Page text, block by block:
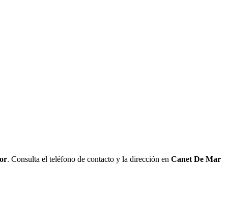
. Consulta el teléfono de contacto y la dirección en Canet De Mar